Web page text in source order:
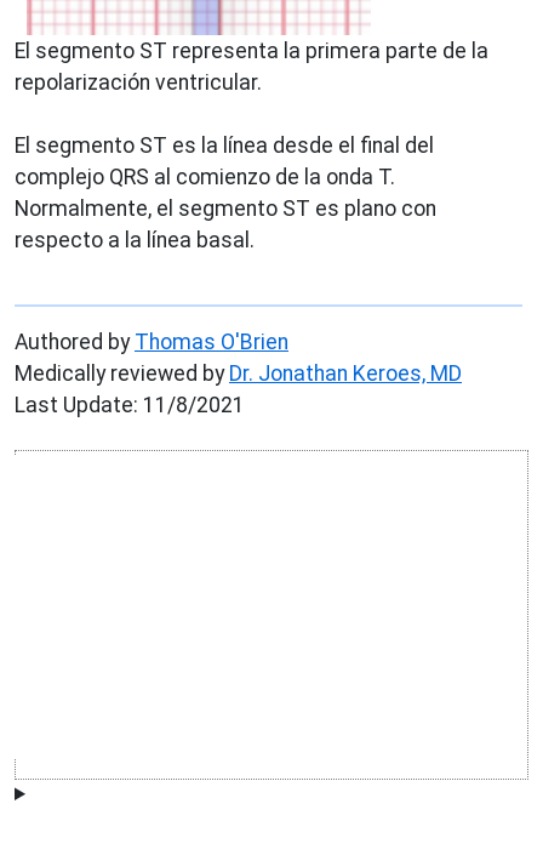
El segmento ST representa la primera parte de la
repolarización ventricular.
El segmento ST es la línea desde el final del
complejo QRS al comienzo de la onda T.
Normalmente, el segmento ST es plano con
respecto a la línea basal.
Authored by Thomas O'Brien
Medically reviewed by Dr. Jonathan Keroes, MD
Last Update: 11/8/2021